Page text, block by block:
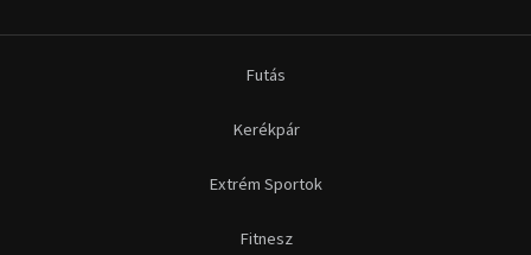
Futás
Kerékpár
Extrém Sportok
Fitnesz